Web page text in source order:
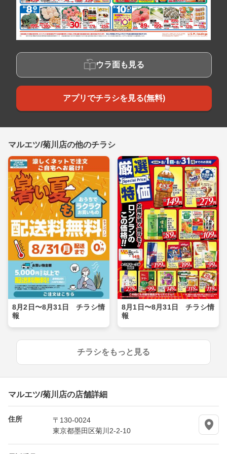
ウラ面も見る
アプリでチラシを見る(無料)
マルエツ/菊川店の他のチラシ
8月2日〜8月31日 チラシ情
報
8月1日〜8月31日 チラシ情
報
チラシをもっと見る
マルエツ/菊川店の店舗詳細
住所
〒130-0024
東京都墨田区菊川2-2-10